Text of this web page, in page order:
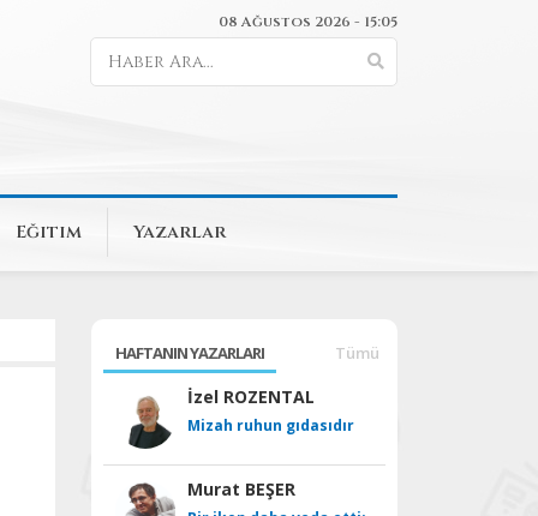
08 Ağustos 2026 - 15:05
Eğitim Yazarlar
HAFTANIN YAZARLARI Tümü
İzel ROZENTAL
Mizah ruhun gıdasıdır
Murat BEŞER